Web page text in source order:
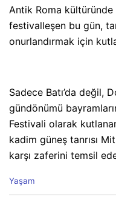
Antik Roma
festivalleşen bu gün,
onurlandırmak için
Sadece Batı’da değil,
gündönümü
Festivali olarak
kadim güneş tanrısı
karşı zaferini temsil
C
Yaşam